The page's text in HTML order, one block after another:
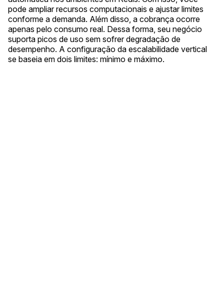
pode ampliar recursos computacionais e ajustar limites
conforme a demanda. Além disso, a cobrança ocorre
apenas pelo consumo real. Dessa forma, seu negócio
suporta picos de uso sem sofrer degradação de
desempenho. A configuração da escalabilidade vertical
se baseia em dois limites: mínimo e máximo.